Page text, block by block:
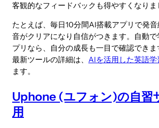
客観的なフィードバックも得やすくなりま
たとえば、毎日10分間AI搭載アプリで発
音がクリアになり自信がつきます。自動
プリなら、自分の成長も一目で確認でき
最新ツールの詳細は、 AIを活用した英語学
ます。
Uphone (ユフォン)の自習
用